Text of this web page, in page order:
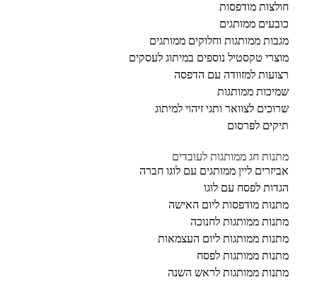
חולצות מודפסות
כובעים ממותגים
מגבות ממותגות וחלוקים ממותגים
מוצרי טקסטיל נוספים במיתוג לעסקים
רצועות למזוודה עם הדפסה
שמיכות ממותגות
שרוכים לצוואר ותגי זיהוי למיתוג
תיקים לפרסום
מתנות חג ממותגות לעובדים
אביזרים ליין ממותגים עם לוגו חברה
הגדות לפסח עם לוגו
מתנות מודפסות ליום האישה
מתנות ממותגות לחנוכה
מתנות ממותגות ליום העצמאות
מתנות ממותגות לפסח
מתנות ממותגות לראש השנה